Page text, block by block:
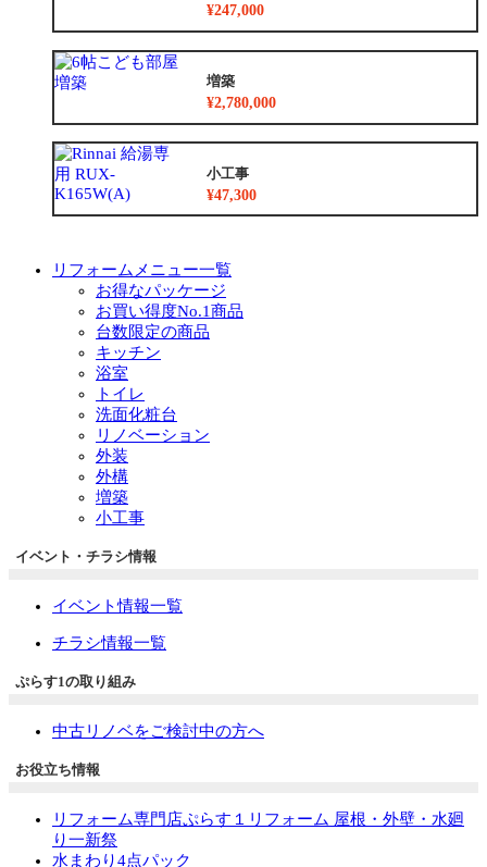
¥247,000
増築
¥2,780,000
小工事
¥47,300
リフォームメニュー一覧
お得なパッケージ
お買い得度No.1商品
台数限定の商品
キッチン
浴室
トイレ
洗面化粧台
リノベーション
外装
外構
増築
小工事
イベント・チラシ情報
イベント情報一覧
チラシ情報一覧
ぷらす1の取り組み
中古リノベをご検討中の方へ
お役立ち情報
リフォーム専門店ぷらす１リフォーム 屋根・外壁・水廻
り一新祭
水まわり4点パック